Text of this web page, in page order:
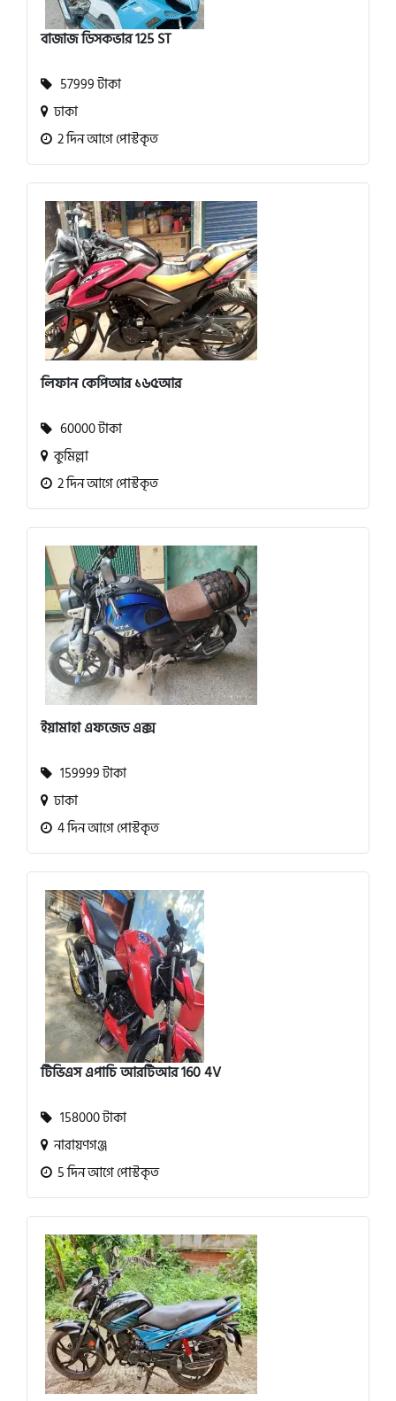
বাজাজ ডিসকভার 125 ST
57999 টাকা
ঢাকা
2 দিন আগে পোস্টকৃত
লিফান কেপিআর ১৬৫আর
60000 টাকা
কুমিল্লা
2 দিন আগে পোস্টকৃত
ইয়ামাহা এফজেড এক্স
159999 টাকা
ঢাকা
4 দিন আগে পোস্টকৃত
টিভিএস এপাচি আরটিআর 160 4V
158000 টাকা
নারায়ণগঞ্জ
5 দিন আগে পোস্টকৃত